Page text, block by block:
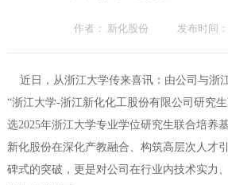
作者： 新化股份 发布时间：
近日，从浙江大学传来喜讯：由公司与浙
“浙江大学-浙江新化化工股份有限公司研究
选2025年浙江大学专业学位研究生联合培养
新化股份在深化产教融合、构筑高层次人才
碑式的突破，更是对公司在行业内技术实力